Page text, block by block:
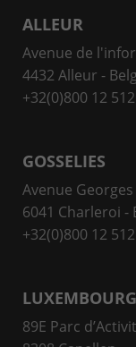
ALLEUR
Avenue de
4432 Alleur -
+32(0)800 12 512
GOSSELIES
Avenue
6041 Charleroi -
+32(0)800 12 512
LUXEMBOURG
89E Parc